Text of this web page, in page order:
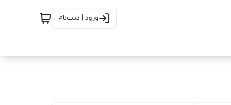
ورود | ثبت‌نام